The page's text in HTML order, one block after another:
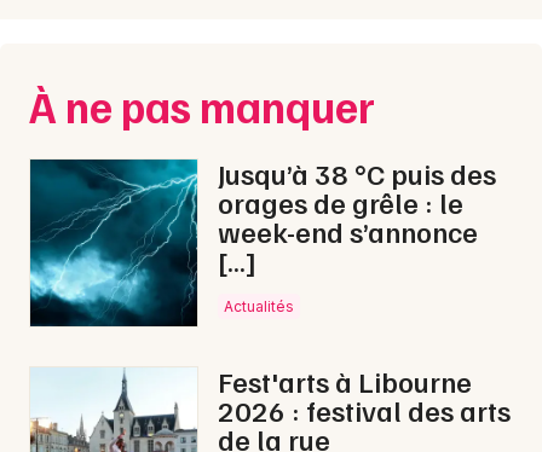
À ne pas manquer
Jusqu’à 38 °C puis des
orages de grêle : le
week-end s’annonce
[…]
Actualités
Fest'arts à Libourne
2026 : festival des arts
de la rue